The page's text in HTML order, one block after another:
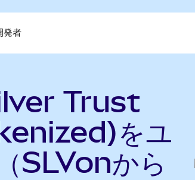
発者
Trust
をユ
SLVonから